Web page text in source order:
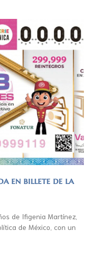
en billete de la
de Ifigenia Martínez,
de México, con un